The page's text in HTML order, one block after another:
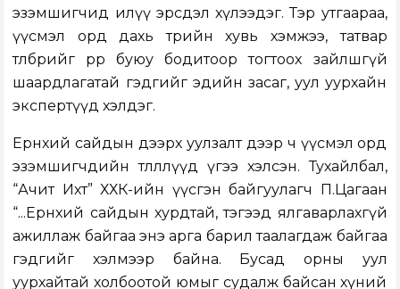
эзэмшигчид илүү эрсдэл хүлээдэг. Тэр утгаараа,
үүсмэл орд дахь төрийн хувь хэмжээ, татвар
төлбөрийг өөрөөр буюу бодитоор тогтоох зайлшгүй
шаардлагатай гэдгийг эдийн засаг, уул уурхайн
экспертүүд хэлдэг.
Ерөнхий сайдын дээрх уулзалт дээр ч үүсмэл орд
эзэмшигчдийн төлөөллүүд үгээ хэлсэн. Тухайлбал,
“Ачит Ихт” ХХК-ийн үүсгэн байгуулагч П.Цагаан
“...Ерөнхий сайдын хурдтай, тэгээд ялгаварлахгүй
ажиллаж байгаа энэ арга барил таалагдаж байгаа
гэдгийг хэлмээр байна. Бусад орны уул
уурхайтай холбоотой юмыг судалж байсан хүний